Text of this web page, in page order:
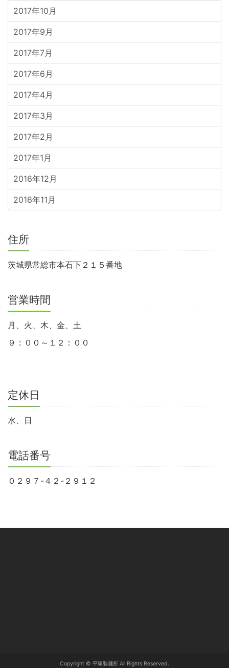
2017年10月
2017年9月
2017年7月
2017年6月
2017年4月
2017年3月
2017年2月
2017年1月
2016年12月
2016年11月
住所
茨城県常総市本石下２１５番地
営業時間
月、火、木、金、土
９：００～１２：００
定休日
水、日
電話番号
０２９７-４２-２９１２
Copyright © 平塚製麺所 All Rights Reserved.